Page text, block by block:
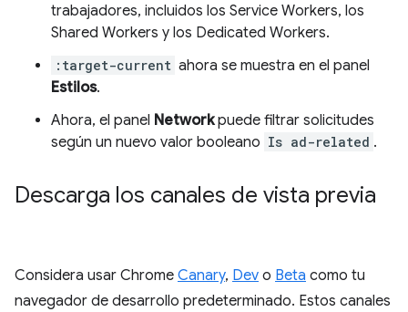
trabajadores, incluidos los Service Workers, los
Shared Workers y los Dedicated Workers.
:target-current ahora se muestra en el panel
Estilos.
Ahora, el panel Networkpuede filtrar solicitudes
según un nuevo valor booleano Is ad-related .
Descarga los canales de vista previa
Considera usar Chrome Canary, Dev o Beta como tu
navegador de desarrollo predeterminado. Estos canales